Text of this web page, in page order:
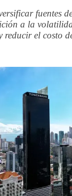
fuentes
a la
reducir el costo